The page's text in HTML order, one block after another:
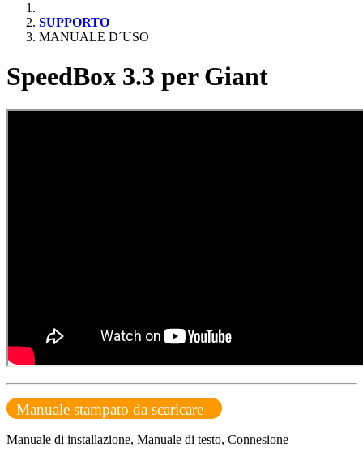
SUPPORTO
MANUALE D´USO
SpeedBox 3.3 per Giant
Manuale stampato da scaricare
Manuale di installazione, Manuale di testo, Connesione